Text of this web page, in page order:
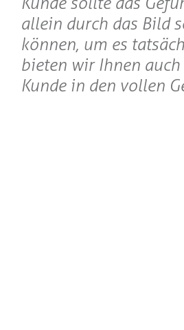
allein durch das Bild
können, um es
bieten wir Ihnen
Kunde in den vollen